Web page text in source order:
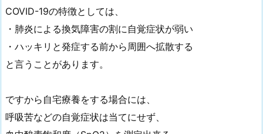
COVID-19の特徴としては、
・肺炎による換気障害の割に自覚症状が弱い
・ハッキリと発症する前から周囲へ拡散する
と言うことがあります。
ですから自宅療養をする場合には、
呼吸苦などの自覚症状は当てにせず、